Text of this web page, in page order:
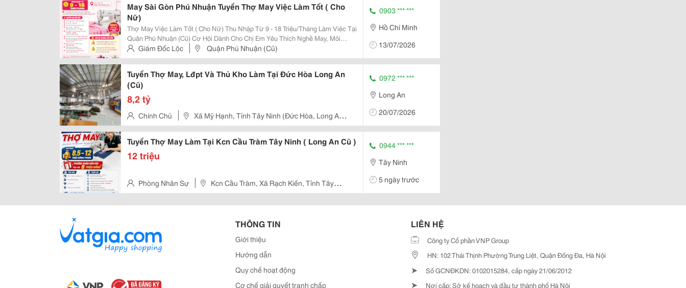
May Sài Gòn Phú Nhuận Tuyển Thợ May Việc Làm Tốt ( Cho
Nữ)
Thợ May Việc Làm Tốt ( Cho Nữ) Thu Nhập Từ 9 - 18 Triệu/Tháng Làm Việc Tại
Quận Phú Nhuận (Cũ) Cơ Hội Dành Cho Chị Em Yêu Thích Nghề May, Môi
Trường Thân Thiện, Nguồn Hàng Ổn Định Quanh Năm! ✨ Quyền Lợi Nổi Bật:
✅ Thu Nhập Từ 9 - 18...
Giám Đốc Lộc Quận Phú Nhuận (Cũ)
0903 *** ***
Hồ Chí Minh
13/07/2026
Tuyển Thợ May, Lđpt Và Thủ Kho Làm Tại Đức Hòa Long An
(Cũ)
8,2 tỷ
Chính Chủ
Xã Mỹ Hạnh, Tỉnh Tây Ninh (Đức Hòa, Long An
Cũ)
0972 *** ***
Long An
20/07/2026
Tuyển Thợ May Làm Tại Kcn Cầu Tràm Tây Ninh ( Long An Cũ )
12 triệu
Phòng Nhân Sự
Kcn Cầu Tràm, Xã Rạch Kiến, Tỉnh Tây
Ninh
0944 *** ***
Tây Ninh
5 ngày trước
THÔNG TIN
Giới thiệu
Hướng dẫn
Quy chế hoạt động
Cơ chế giải quyết tranh chấp
LIÊN HỆ
Công ty Cổ phần VNP Group
HN: 102 Thái Thịnh Phường Trung Liệt, Quận Đống Đa, Hà Nội
➤ Số GCNĐKDN: 0102015284, cấp ngày 21/06/2012
➤ Nơi cấp: Sở kế hoạch và đầu tư thành phố Hà Nội